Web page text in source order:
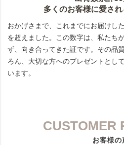
多くのお客様に愛され
おかげさまで、これまでにお届けし
を超えました。この数字は、私たち
ず、向き合ってきた証です。その品
ろん、大切な方へのプレゼントとし
います。
CUSTOMER
お客様の